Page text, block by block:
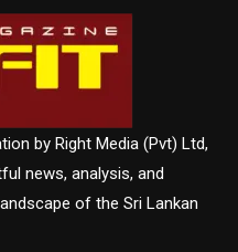
by Right Media (Pvt) Ltd,
news, analysis, and
of the Sri Lankan